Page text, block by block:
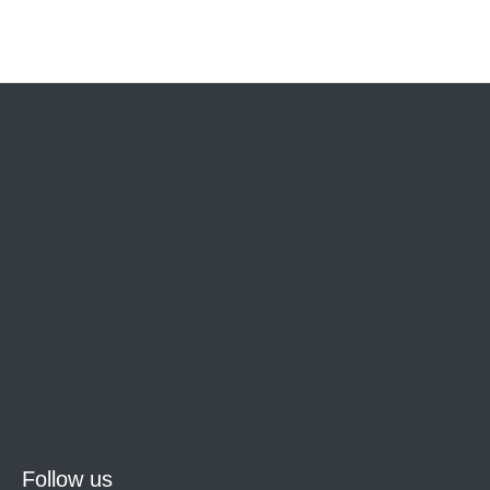
Follow us